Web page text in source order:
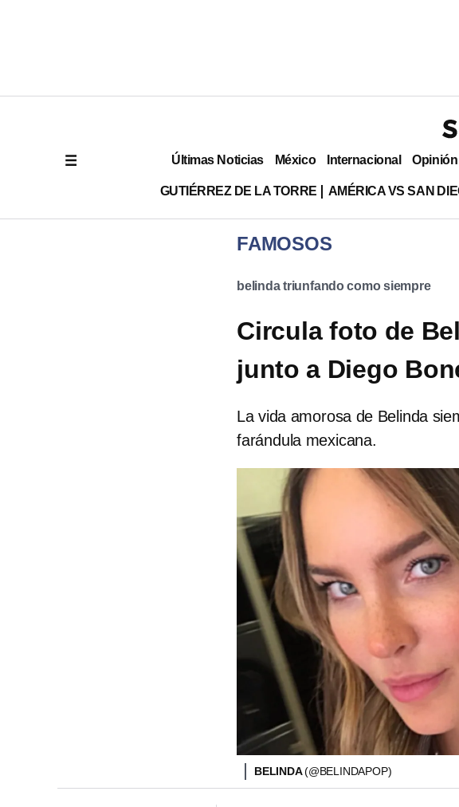
Últimas Noticias México Internacional Opinión
GUTIÉRREZ DE LA TORRE AMÉRICA VS SAN
FAMOSOS
belinda triunfando como siempre
Circula foto de
junto a Diego
La vida amorosa de Belinda
farándula mexicana.
BELINDA(@BELINDAPOP)